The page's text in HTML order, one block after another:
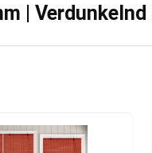
| Verdunkelnd